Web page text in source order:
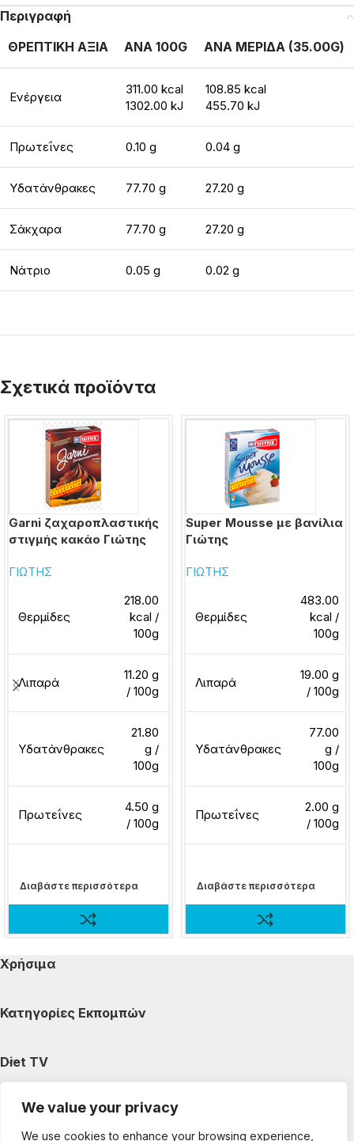
We value your privacy
We use cookies to enhance your browsing experience,
Περιγραφή
ΘΡΕΠΤΙΚΗ ΑΞΙΑ
ΑΝΑ 100G ΑΝΑ ΜΕΡΙΔΑ (35.00G)
Ενέργεια
311.00 kcal
1302.00 kJ
108.85 kcal
455.70 kJ
Πρωτεΐνες 0.10 g 0.04 g
Υδατάνθρακες 77.70 g 27.20 g
Σάκχαρα 77.70 g 27.20 g
Νάτριο 0.05 g 0.02 g
Σχετικά προϊόντα
Garni ζαχαροπλαστικής
στιγμής κακάο Γιώτης
ΓΙΩΤΗΣ
Θερμίδες
218.00
kcal /
100g
Λιπαρά
11.20 g
/ 100g
Υδατάνθρακες
21.80
g /
100g
Πρωτεΐνες
4.50 g
/ 100g
Διαβάστε περισσότερα
Super Mousse με βανίλια
Γιώτης
ΓΙΩΤΗΣ
Θερμίδες
483.00
kcal /
100g
Λιπαρά
19.00 g
/ 100g
Υδατάνθρακες
77.00
g /
100g
Πρωτεΐνες
2.00 g
/ 100g
Διαβάστε περισσότερα
Χρήσιμα
Κατηγορίες Εκπομπών
Diet TV
Κατηγορίες Άρθρων